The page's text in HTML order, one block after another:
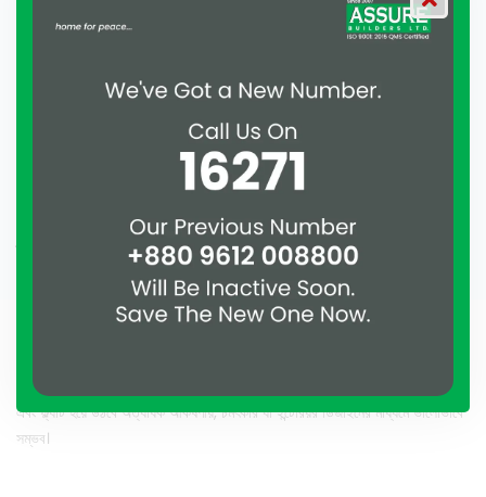
শখগুলো বের করে আনুন:
ছোটবেলা থেকেই আমাদের প্রায় সবারই কিছু না কিছু জমে আছে। স্ট্যাম্প থেকে শুরু করে
সাজানো যায়। আপনি যদি আগ্রহী হন তবে আপনি পুনর্ব্যবহার করে ঘর সাজানোর উপকরণও
তৈরি করতে পারেন। আপনি বিভিন্ন ওয়েবসাইটে অনলাইনে এই ধরনের ধারণা পেতে পারেন।
বলা যায় উপরোক্ত আইডিয়াগুলো মাথায় রেখে পুরানো ও ব্যবহৃত ফ্ল্যাটকে সাজালে আপনার ঘর
এবং ফ্ল্যাট হয়ে উঠবে অত্যধিক আকর্ষণীয়, চমৎকার যা ইন্টেরিয়র ডিজাইনের মাধ্যমে ভালোভাবে
সম্ভব।